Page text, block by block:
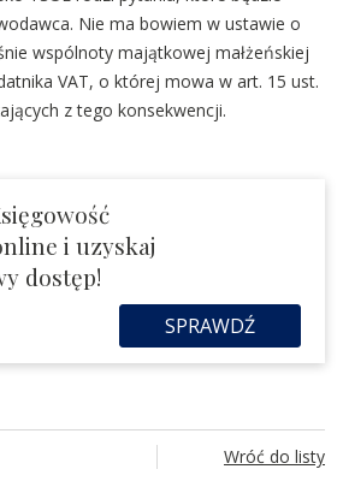
Nie ma bowiem w ustawie o
wspólnoty majątkowej małżeńskiej
VAT, o której mowa w art. 15 ust.
z tego konsekwencji.
i uzyskaj
dostęp!
SPRAWDŹ
Wróć do listy